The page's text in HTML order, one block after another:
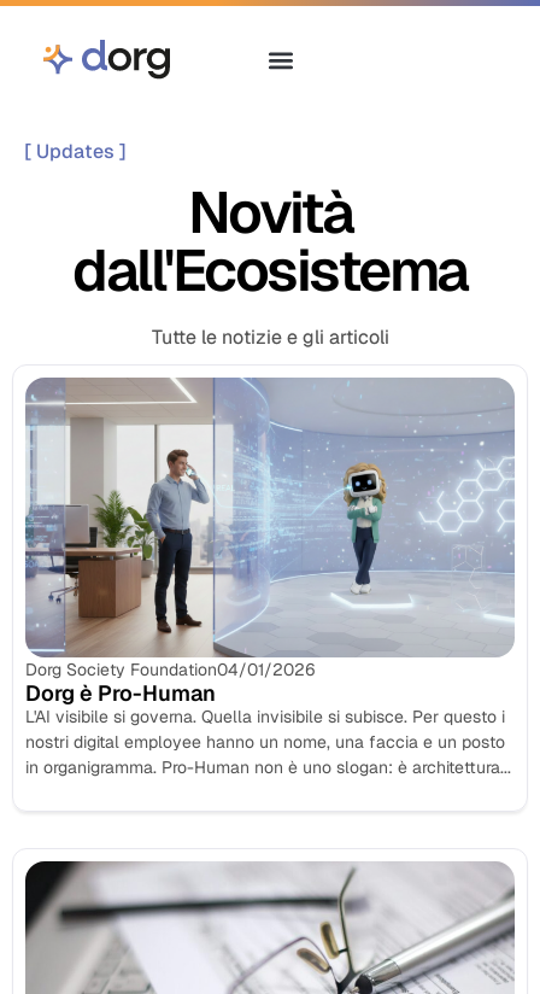
[ Updates ]
Novità
dall'Ecosistema
Tutte le notizie e gli articoli
Dorg Society Foundation04/01/2026
Dorg è Pro-Human
L'AI visibile si governa. Quella invisibile si subisce. Per questo i
nostri digital employee hanno un nome, una faccia e un posto
in organigramma. Pro-Human non è uno slogan: è architettura...